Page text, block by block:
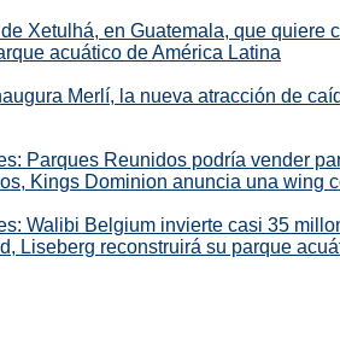
Xetulhá, en Guatemala, que quiere
acuático de América Latina
Merlí, la nueva atracción de
Parques Reunidos podría vender
Kings Dominion anuncia una wing
Walibi Belgium invierte casi 35
Liseberg reconstruirá su parque